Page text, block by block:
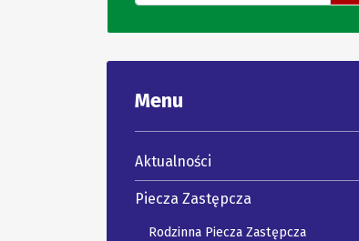
Menu
Aktualności
Piecza Zastępcza
Rodzinna Piecza Zastępcza